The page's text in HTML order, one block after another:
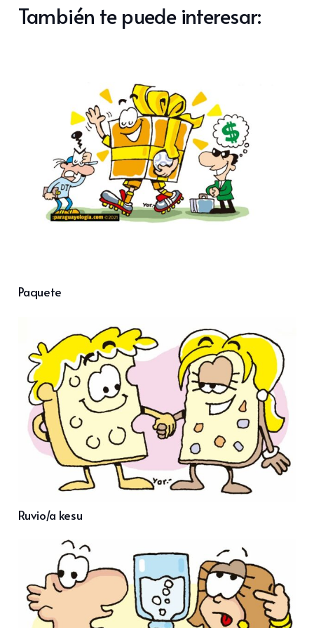
También te puede interesar:
Paquete
Ruvio/a kesu